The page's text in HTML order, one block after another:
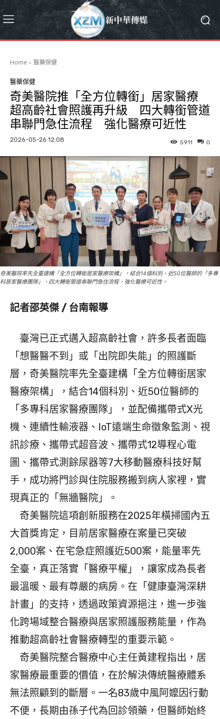
Home 醫藥保健
醫藥保健
奇美醫院推「全方位轉銜」居家醫療
超高齡社會照護再升級 四大轉銜管道
串聯門急住流程 強化醫療可近性
2026-05-26 12:08 0
5911
奇美醫院率先全臺建構「全方位轉銜居家醫療架構」，結合14個科別、近50位醫師的「多專
科居家醫療團隊」，四大轉銜管道串聯門急住流程，強化醫療可近性。
記者邵英傑 / 台南報導
臺灣已正式邁入超高齡社會，許多長者面臨
「想醫醫不到」或「出院即失能」的照護斷
層，奇美醫院率先全臺建構「全方位轉銜居家
醫療架構」，結合14個科別、近50位醫師的
「多專科居家醫療團隊」，並配備攜帶式X光
機、連續性輸液器、IoT遠端生命徵象監測、視
訊診療、攜帶式超音波、攜帶式12導程心電
圖、攜帶式測餘尿器等7大移動醫療科技好幫
手，成功將門診與住院服務搬到病人家裡，實
現真正的「無牆醫院」。
奇美醫院這項創新服務在2025年橫掃國內五
大首獎肯定，目前居家醫療在案量已突破
2,000案、在宅急症照護近500案，能量率先
全臺，真正落實「醫療平權」，讓家成為長者
最溫暖、最有尊嚴的病房。在「健康臺灣深耕
計畫」的支持，透過政策資源挹注，進一步強
化跨場域整合醫療與居家照護服務能量，作為
推動超高齡社會醫療轉型的重要示範。
奇美醫院整合醫療中心主任黃建程指出，居
家醫療最重要的價值，在於解決傳統醫療體系
無法照顧到的斷層。一名83歲中風阿嬤因行動
不便，長期由孫子代為回診領藥，但醫師始終